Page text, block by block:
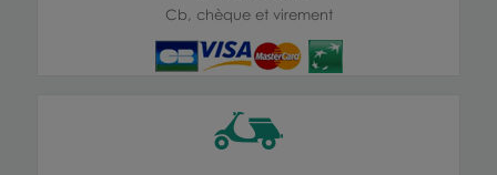
Cb, chèque et virement